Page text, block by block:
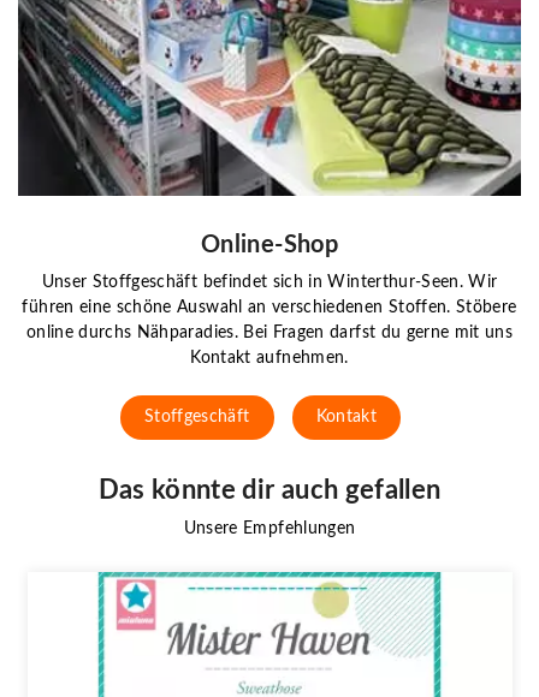
Online-Shop
Unser Stoffgeschäft befindet sich in Winterthur-Seen. Wir
führen eine schöne Auswahl an verschiedenen Stoffen. Stöbere
online durchs Nähparadies. Bei Fragen darfst du gerne mit uns
Kontakt aufnehmen.
Stoffgeschäft Kontakt
Das könnte dir auch gefallen
Unsere Empfehlungen